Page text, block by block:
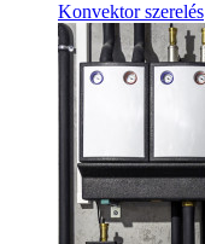
Konvektor szerelés